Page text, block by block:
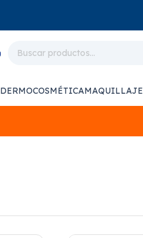
DERMOCOSMÉTICAMAQUILLAJE